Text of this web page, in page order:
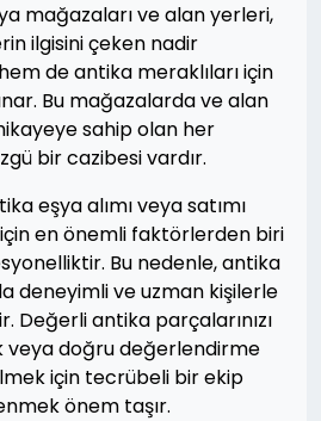
mağazaları ve alan yerleri,
ilgisini çeken nadir
de antika meraklıları için
Bu mağazalarda ve alan
sahip olan her
bir cazibesi vardır.
eşya alımı veya satımı
en önemli faktörlerden biri
Bu nedenle, antika
deneyimli ve uzman kişilerle
Değerli antika parçalarınızı
veya doğru değerlendirme
için tecrübeli bir ekip
önem taşır.